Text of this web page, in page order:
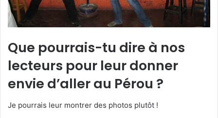
Que pourrais-tu dire à nos
lecteurs pour leur donner
envie d’aller au Pérou ?
Je pourrais leur montrer des photos plutôt !